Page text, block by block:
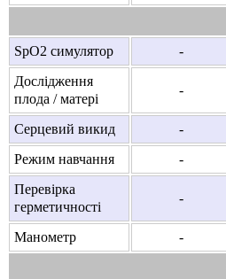
SpO2 симулятор
-
Дослідження
плода / матері
-
Серцевий викид -
Режим навчання
-
Перевірка
герметичності
-
Манометр -